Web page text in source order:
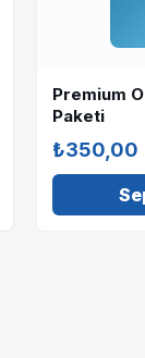
Premium
Paketi
₺350,00